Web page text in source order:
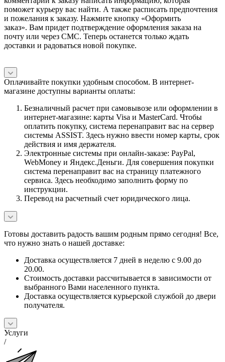
поможет курьеру вас найти. А также расписать предпочтения
и пожелания к заказу. Нажмите кнопку «Оформить
заказ». Вам придет подтверждение оформления заказа на
почту или через СМС. Теперь останется только ждать
доставки и радоваться новой покупке.
Оплачивайте покупки удобным способом. В интернет-
магазине доступны варианты оплаты:
Безналичный расчет при самовывозе или оформлении в
интернет-магазине: карты Visa и MasterCard. Чтобы
оплатить покупку, система перенаправит вас на сервер
системы ASSIST. Здесь нужно ввести номер карты, срок
действия и имя держателя.
Электронные системы при онлайн-заказе: PayPal,
WebMoney и Яндекс.Деньги. Для совершения покупки
система перенаправит вас на страницу платежного
сервиса. Здесь необходимо заполнить форму по
инструкции.
Перевод на расчетный счет юридического лица.
Готовы доставить радость вашим родным прямо сегодня! Все,
что нужно знать о нашей доставке:
Доставка осуществляется 7 дней в неделю с 9.00 до
20.00.
Стоимость доставки рассчитывается в зависимости от
выбранного Вами населенного пункта.
Доставка осуществляется курьерской службой до двери
получателя.
Услуги
/